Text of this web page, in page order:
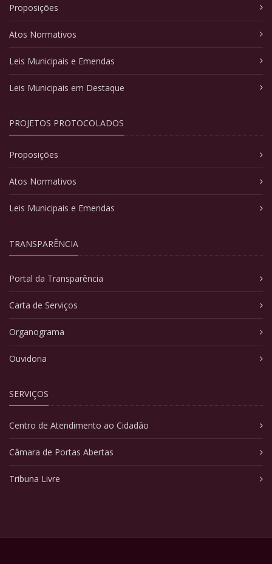
Proposições
Atos Normativos
Leis Municipais e Emendas
Leis Municipais em Destaque
PROJETOS PROTOCOLADOS
Proposições
Atos Normativos
Leis Municipais e Emendas
TRANSPARÊNCIA
Portal da Transparência
Carta de Serviços
Organograma
Ouvidoria
SERVIÇOS
Centro de Atendimento ao Cidadão
Câmara de Portas Abertas
Tribuna Livre